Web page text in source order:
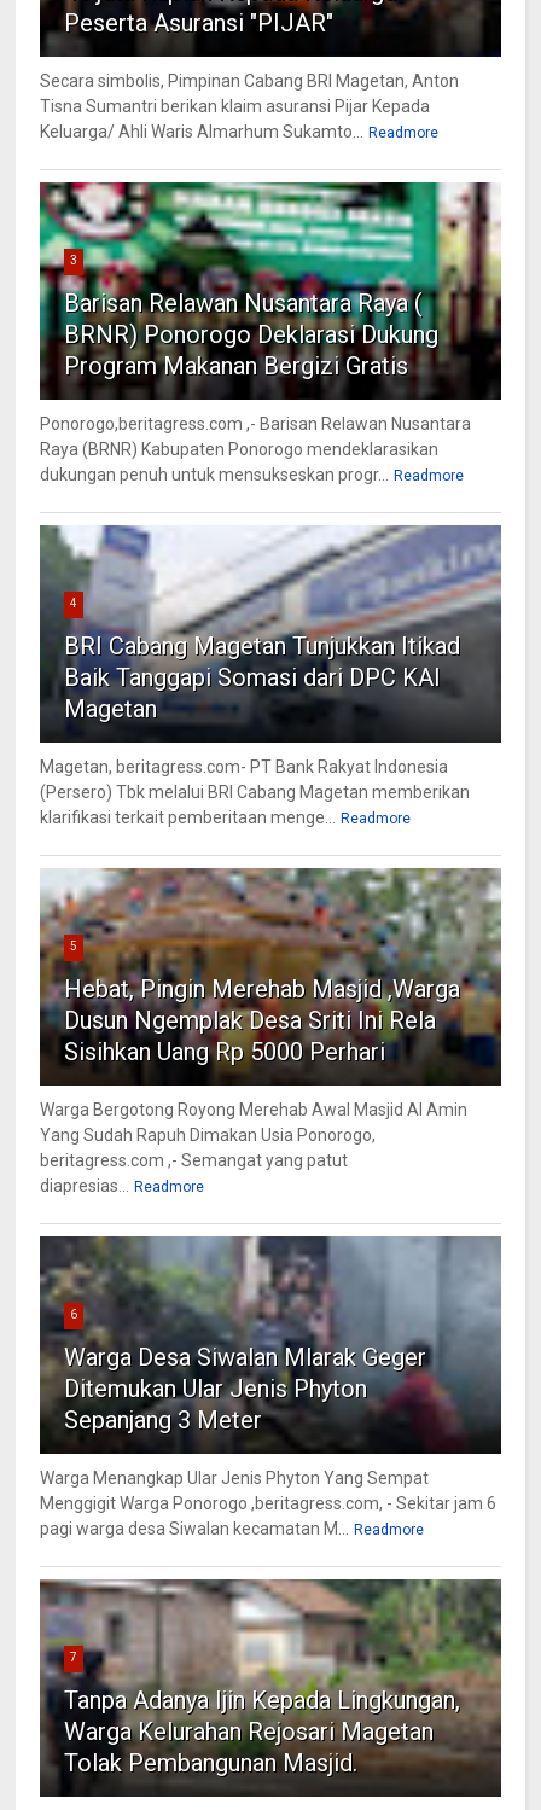
Peserta Asuransi "PIJAR"
Secara simbolis, Pimpinan Cabang BRI Magetan, Anton
Tisna Sumantri berikan klaim asuransi Pijar Kepada
Keluarga/ Ahli Waris Almarhum Sukamto... Readmore
3
Barisan Relawan Nusantara Raya (
BRNR) Ponorogo Deklarasi Dukung
Program Makanan Bergizi Gratis
Ponorogo,beritagress.com ,- Barisan Relawan Nusantara
Raya (BRNR) Kabupaten Ponorogo mendeklarasikan
dukungan penuh untuk mensukseskan progr... Readmore
4
BRI Cabang Magetan Tunjukkan Itikad
Baik Tanggapi Somasi dari DPC KAI
Magetan
Magetan, beritagress.com- PT Bank Rakyat Indonesia
(Persero) Tbk melalui BRI Cabang Magetan memberikan
klarifikasi terkait pemberitaan menge... Readmore
5
Hebat, Pingin Merehab Masjid ,Warga
Dusun Ngemplak Desa Sriti Ini Rela
Sisihkan Uang Rp 5000 Perhari
Warga Bergotong Royong Merehab Awal Masjid Al Amin
Yang Sudah Rapuh Dimakan Usia Ponorogo,
beritagress.com ,- Semangat yang patut
diapresias... Readmore
6
Warga Desa Siwalan Mlarak Geger
Ditemukan Ular Jenis Phyton
Sepanjang 3 Meter
Warga Menangkap Ular Jenis Phyton Yang Sempat
Menggigit Warga Ponorogo ,beritagress.com, - Sekitar jam 6
pagi warga desa Siwalan kecamatan M... Readmore
7
Tanpa Adanya Ijin Kepada Lingkungan,
Warga Kelurahan Rejosari Magetan
Tolak Pembangunan Masjid.